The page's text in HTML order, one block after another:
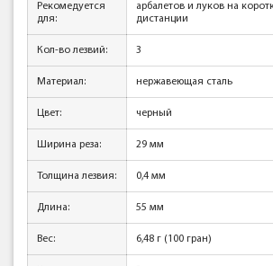
Рекомедуется
для:
арбалетов и луков на
дистанции
Кол-во лезвий: 3
Материал: нержавеющая сталь
Цвет: черный
Ширина реза: 29 мм
Толщина лезвия: 0,4 мм
Длина: 55 мм
Вес: 6,48 г (100 гран)